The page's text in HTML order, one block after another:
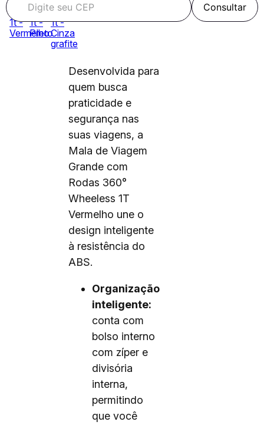
Consultar
Desenvolvida para
quem busca
praticidade e
segurança nas
suas viagens, a
Mala de Viagem
Grande com
Rodas 360°
Wheeless 1T
Vermelho une o
design inteligente
à resistência do
ABS.
Organização
inteligente:
conta com
bolso interno
com zíper e
divisória
interna,
permitindo
que você